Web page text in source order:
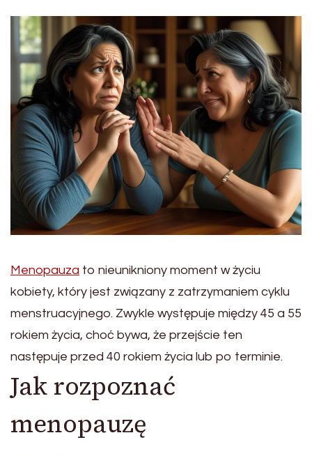
Menopauza to nieunikniony moment w życiu
kobiety, który jest związany z zatrzymaniem cyklu
menstruacyjnego. Zwykle występuje między 45 a 55
rokiem życia, choć bywa, że przejście ten
następuje przed 40 rokiem życia lub po terminie.
Jak rozpoznać
menopauzę